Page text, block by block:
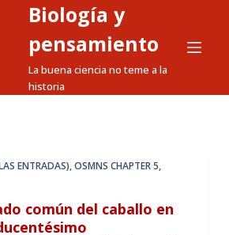
Biología y
pensamiento
La buena ciencia no teme a la
historia
ENTRADAS),OSMNS CHAPTER 5,
común del caballo en